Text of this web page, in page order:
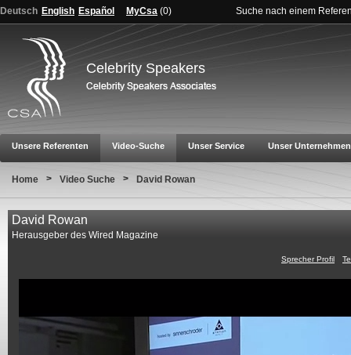
Deutsch English Español MyCsa (0) Suche nach einem
Celebrity Speakers
Unsere Referenten Video-Suche Unser Service Unser Unternehmen
Home > Video Suche > David Rowan
David Rowan
Herausgeber des Wired Magazine
Sprecher Profil